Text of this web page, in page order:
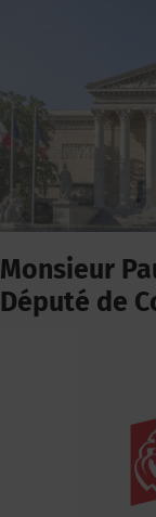
Monsieur
Député de